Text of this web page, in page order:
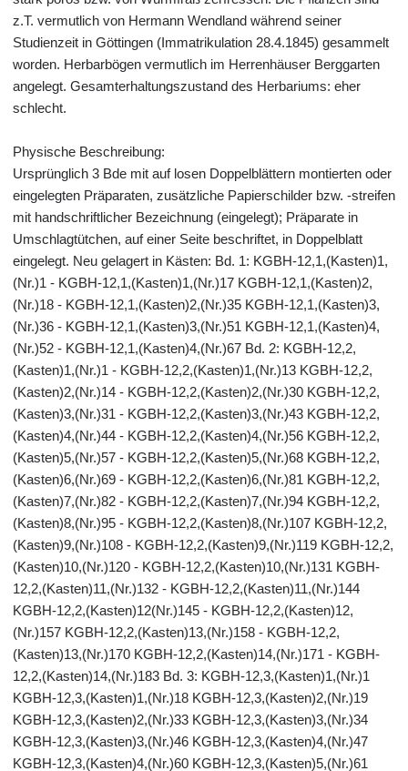
z.T. vermutlich von Hermann Wendland während seiner
Studienzeit in Göttingen (Immatrikulation 28.4.1845) gesammelt
worden. Herbarbögen vermutlich im Herrenhäuser Berggarten
angelegt. Gesamterhaltungszustand des Herbariums: eher
schlecht.
Physische Beschreibung:
Ursprünglich 3 Bde mit auf losen Doppelblättern montierten oder
eingelegten Präparaten, zusätzliche Papierschilder bzw. -streifen
mit handschriftlicher Bezeichnung (eingelegt); Präparate in
Umschlagtütchen, auf einer Seite beschriftet, in Doppelblatt
eingelegt. Neu gelagert in Kästen: Bd. 1: KGBH-12,1,(Kasten)1,
(Nr.)1 - KGBH-12,1,(Kasten)1,(Nr.)17 KGBH-12,1,(Kasten)2,
(Nr.)18 - KGBH-12,1,(Kasten)2,(Nr.)35 KGBH-12,1,(Kasten)3,
(Nr.)36 - KGBH-12,1,(Kasten)3,(Nr.)51 KGBH-12,1,(Kasten)4,
(Nr.)52 - KGBH-12,1,(Kasten)4,(Nr.)67 Bd. 2: KGBH-12,2,
(Kasten)1,(Nr.)1 - KGBH-12,2,(Kasten)1,(Nr.)13 KGBH-12,2,
(Kasten)2,(Nr.)14 - KGBH-12,2,(Kasten)2,(Nr.)30 KGBH-12,2,
(Kasten)3,(Nr.)31 - KGBH-12,2,(Kasten)3,(Nr.)43 KGBH-12,2,
(Kasten)4,(Nr.)44 - KGBH-12,2,(Kasten)4,(Nr.)56 KGBH-12,2,
(Kasten)5,(Nr.)57 - KGBH-12,2,(Kasten)5,(Nr.)68 KGBH-12,2,
(Kasten)6,(Nr.)69 - KGBH-12,2,(Kasten)6,(Nr.)81 KGBH-12,2,
(Kasten)7,(Nr.)82 - KGBH-12,2,(Kasten)7,(Nr.)94 KGBH-12,2,
(Kasten)8,(Nr.)95 - KGBH-12,2,(Kasten)8,(Nr.)107 KGBH-12,2,
(Kasten)9,(Nr.)108 - KGBH-12,2,(Kasten)9,(Nr.)119 KGBH-12,2,
(Kasten)10,(Nr.)120 - KGBH-12,2,(Kasten)10,(Nr.)131 KGBH-
12,2,(Kasten)11,(Nr.)132 - KGBH-12,2,(Kasten)11,(Nr.)144
KGBH-12,2,(Kasten)12(Nr.)145 - KGBH-12,2,(Kasten)12,
(Nr.)157 KGBH-12,2,(Kasten)13,(Nr.)158 - KGBH-12,2,
(Kasten)13,(Nr.)170 KGBH-12,2,(Kasten)14,(Nr.)171 - KGBH-
12,2,(Kasten)14,(Nr.)183 Bd. 3: KGBH-12,3,(Kasten)1,(Nr.)1
KGBH-12,3,(Kasten)1,(Nr.)18 KGBH-12,3,(Kasten)2,(Nr.)19
KGBH-12,3,(Kasten)2,(Nr.)33 KGBH-12,3,(Kasten)3,(Nr.)34
KGBH-12,3,(Kasten)3,(Nr.)46 KGBH-12,3,(Kasten)4,(Nr.)47
KGBH-12,3,(Kasten)4,(Nr.)60 KGBH-12,3,(Kasten)5,(Nr.)61